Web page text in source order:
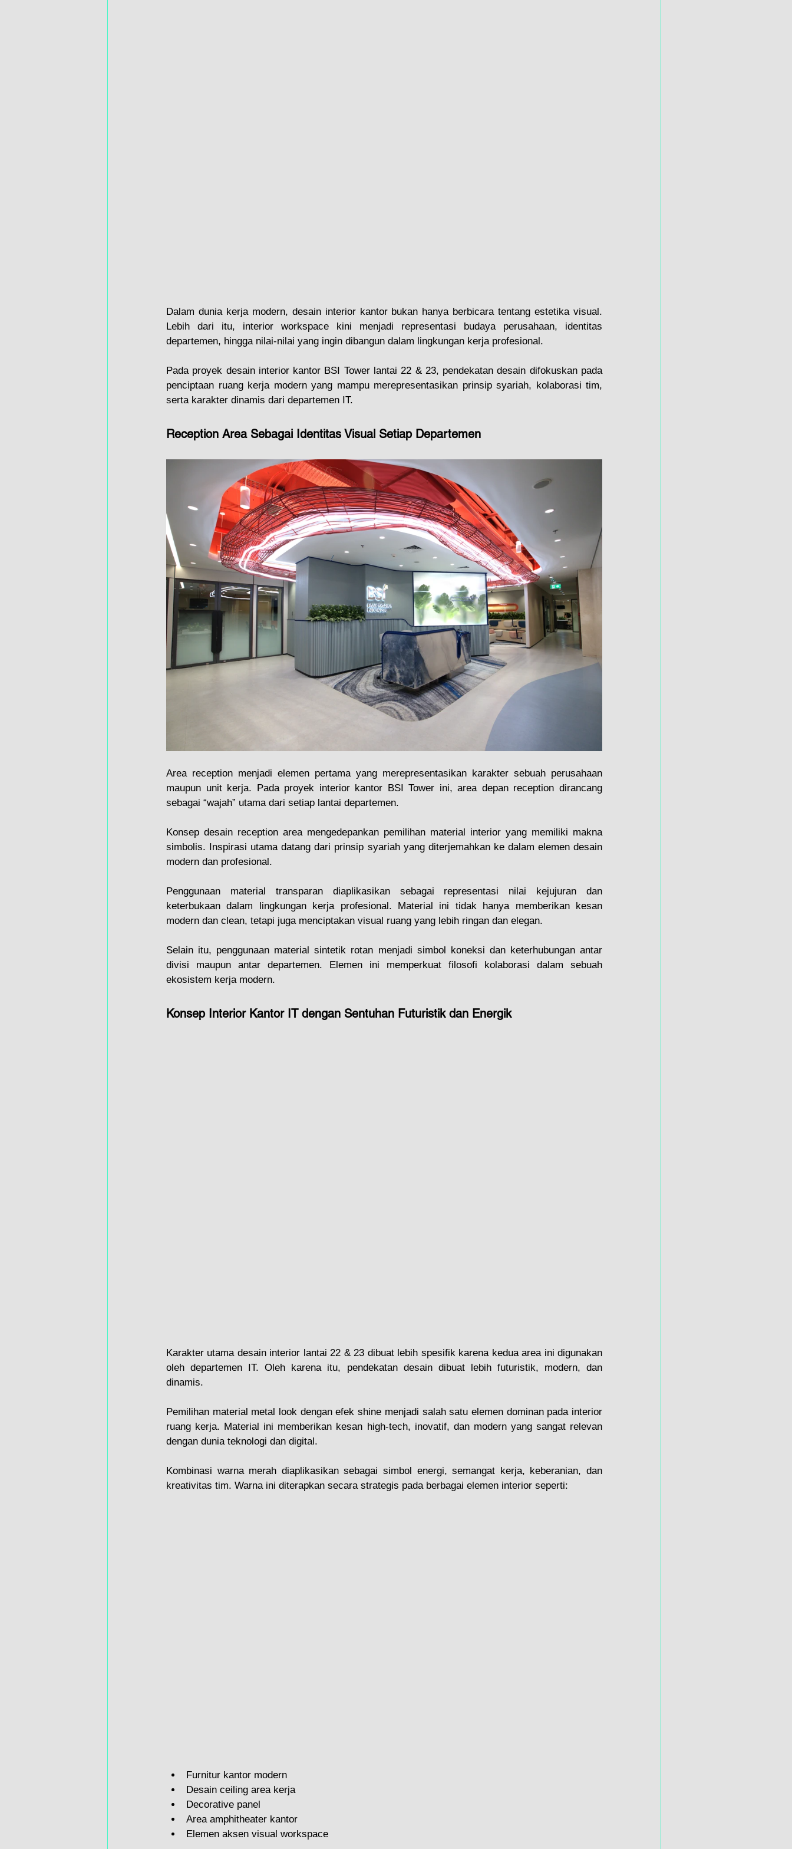
Dalam dunia kerja modern, desain interior kantor bukan hanya berbicara tentang estetika visual.
Lebih dari itu, interior workspace kini menjadi representasi budaya perusahaan, identitas
departemen, hingga nilai-nilai yang ingin dibangun dalam lingkungan kerja profesional.
Pada proyek desain interior kantor BSI Tower lantai 22 & 23, pendekatan desain difokuskan pada
penciptaan ruang kerja modern yang mampu merepresentasikan prinsip syariah, kolaborasi tim,
serta karakter dinamis dari departemen IT.
Reception Area Sebagai Identitas Visual Setiap Departemen
Area reception menjadi elemen pertama yang merepresentasikan karakter sebuah perusahaan
maupun unit kerja. Pada proyek interior kantor BSI Tower ini, area depan reception dirancang
sebagai “wajah” utama dari setiap lantai departemen.
Konsep desain reception area mengedepankan pemilihan material interior yang memiliki makna
simbolis. Inspirasi utama datang dari prinsip syariah yang diterjemahkan ke dalam elemen desain
modern dan profesional.
Penggunaan material transparan diaplikasikan sebagai representasi nilai kejujuran dan
keterbukaan dalam lingkungan kerja profesional. Material ini tidak hanya memberikan kesan
modern dan clean, tetapi juga menciptakan visual ruang yang lebih ringan dan elegan.
Selain itu, penggunaan material sintetik rotan menjadi simbol koneksi dan keterhubungan antar
divisi maupun antar departemen. Elemen ini memperkuat filosofi kolaborasi dalam sebuah
ekosistem kerja modern.
Konsep Interior Kantor IT dengan Sentuhan Futuristik dan Energik
Karakter utama desain interior lantai 22 & 23 dibuat lebih spesifik karena kedua area ini digunakan
oleh departemen IT. Oleh karena itu, pendekatan desain dibuat lebih futuristik, modern, dan
dinamis.
Pemilihan material metal look dengan efek shine menjadi salah satu elemen dominan pada interior
ruang kerja. Material ini memberikan kesan high-tech, inovatif, dan modern yang sangat relevan
dengan dunia teknologi dan digital.
Kombinasi warna merah diaplikasikan sebagai simbol energi, semangat kerja, keberanian, dan
kreativitas tim. Warna ini diterapkan secara strategis pada berbagai elemen interior seperti:
Furnitur kantor modern
Desain ceiling area kerja
Decorative panel
Area amphitheater kantor
Elemen aksen visual workspace